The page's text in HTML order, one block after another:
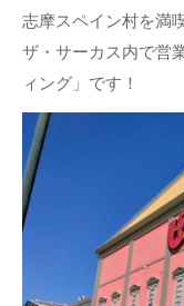
志摩スペイン村を満
ザ・サーカス内で営
ィング」です！